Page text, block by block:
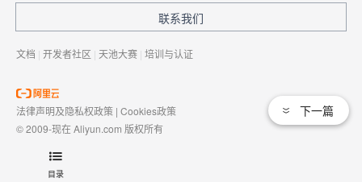
目录
下一篇
联系我们
文档 | 开发者社区 | 天池大赛 | 培训与认证
法律声明及隐私权政策 | Cookies政策
© 2009-现在 Aliyun.com 版权所有
域名注册服务机构许可：